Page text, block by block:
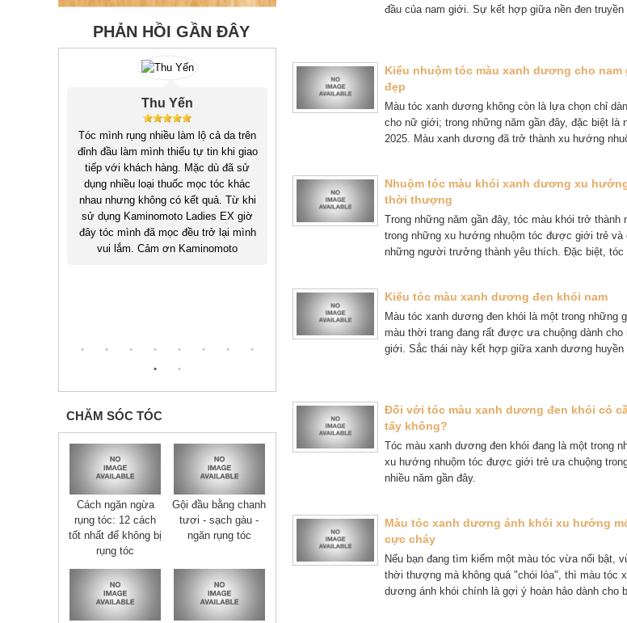
PHẢN HỒI GẦN ĐÂY
Tuấn Vũ
Hồi còn sinh viên hay thức khuya căng
thẳng làm tóc mình rụng nhiều gần như
bị hói, sau khi tìm hiểu và sử dụng
thuốc mọc tóc Kaminomto nay tóc
mình đã hồi phục lại rất nhiều mình
hiện giờ rất vui. Xin cảm ơn
Kaminomoto đã cho mình sự tự tin trở
lại.
Thanh Trúc
Trúc đã sử dụng thuốc mọc lông mày
sau 2 tháng hiện giờ các bạn ai cũng
tượng. Xin cảm ơn Kaminomoto nhé
!!!
CHĂM SÓC TÓC
Cách ngăn ngừa
rụng tóc: 12 cách
tốt nhất để không bị
rụng tóc
Gội đầu bằng chanh
tươi - sạch gàu -
ngăn rụng tóc
đầu của nam giới. Sự kết hợp giữa nền đen truyền
Kiểu nhuộm tóc màu xanh dương cho nam
đẹp
Màu tóc xanh dương không còn là lựa chọn chỉ
cho nữ giới; trong những năm gần đây, đặc biệt là
2025. Màu xanh dương đã trở thành xu hướng
Nhuộm tóc màu khói xanh dương xu
thời thượng
Trong những năm gần đây, tóc màu khói trở thành
trong những xu hướng nhuộm tóc được giới trẻ và
những người trưởng thành yêu thích. Đặc biệt, tóc
thêm sáng và hài hòa.
Kiểu tóc màu xanh dương đen khói nam
Màu tóc xanh dương đen khói là một trong những
màu thời trang đang rất được ưa chuộng dành cho
giới. Sắc thái này kết hợp giữa xanh dương huyền
Đối với tóc màu xanh dương đen khói có
tẩy không?
Tóc màu xanh dương đen khói đang là một trong
xu hướng nhuộm tóc được giới trẻ ưa chuộng
nhiều năm gần đây.
Màu tóc xanh dương ánh khói xu hướng
cực cháy
Nếu bạn đang tìm kiếm một màu tóc vừa nổi bật,
thời thượng mà không quá "chói lóa", thì màu tóc
dương ánh khói chính là gợi ý hoàn hảo dành cho